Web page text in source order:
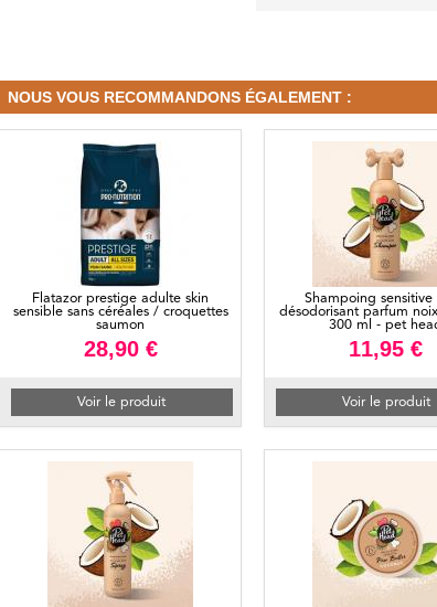
NOUS VOUS RECOMMANDONS ÉGALEMENT :
Flatazor prestige adulte skin
sensible sans céréales / croquettes
saumon
28,90 €
Voir le produit
Shampoing sensitive
désodorisant parfum
300 ml - pet
11,95 €
Voir le produit